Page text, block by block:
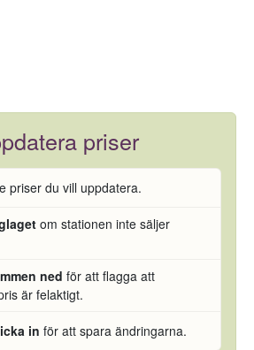
priser
priser du vill uppdatera.
om stationen inte säljer
ned för att flagga att
är felaktigt.
in för att spara ändringarna.